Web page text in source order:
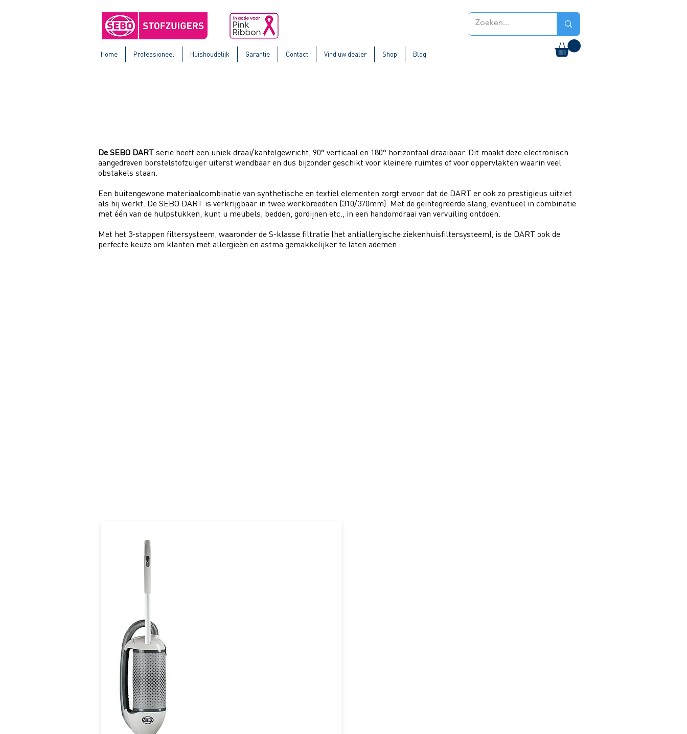
Home Professioneel Huishoudelijk Garantie Contact Vind uw dealer Shop Blog
De SEBO DART serie heeft een uniek draai/kantelgewricht, 90° verticaal en 180° horizontaal draaibaar. Dit maakt deze electronisch
aangedreven borstelstofzuiger uiterst wendbaar en dus bijzonder geschikt voor kleinere ruimtes of voor oppervlakten waarin veel
obstakels staan.
Een buitengewone materiaalcombinatie van synthetische en textiel elementen zorgt ervoor dat de DART er ook zo prestigieus uitziet
als hij werkt. De SEBO DART is verkrijgbaar in twee werkbreedten (310/370mm). Met de geïntegreerde slang, eventueel in combinatie
met één van de hulpstukken, kunt u meubels, bedden, gordijnen etc., in een handomdraai van vervuiling ontdoen.
Met het 3-stappen filtersysteem, waaronder de S-klasse filtratie (het antiallergische ziekenhuisfiltersysteem), is de DART ook de
perfecte keuze om klanten met allergieën en astma gemakkelijker te laten ademen.